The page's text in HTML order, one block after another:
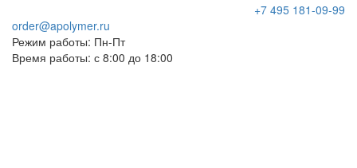
+7 495 181-09-99
order@apolymer.ru
Режим работы: Пн-Пт
Время работы: с 8:00 до 18:00